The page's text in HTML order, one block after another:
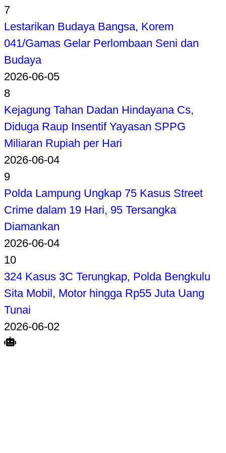
7
Lestarikan Budaya Bangsa, Korem
041/Gamas Gelar Perlombaan Seni dan
Budaya
2026-06-05
8
Kejagung Tahan Dadan Hindayana Cs,
Diduga Raup Insentif Yayasan SPPG
Miliaran Rupiah per Hari
2026-06-04
9
Polda Lampung Ungkap 75 Kasus Street
Crime dalam 19 Hari, 95 Tersangka
Diamankan
2026-06-04
10
324 Kasus 3C Terungkap, Polda Bengkulu
Sita Mobil, Motor hingga Rp55 Juta Uang
Tunai
2026-06-02